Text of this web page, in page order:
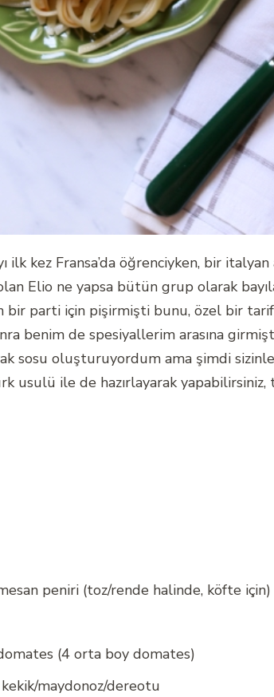
ilk kez Fransa’da öğrenciyken, bir
Elio ne yapsa bütün grup olarak
bir parti için pişirmişti bunu, özel bir
benim de spesiyallerim arasına
sosu oluşturuyordum ama şimdi
usulü ile de hazırlayarak yapabilirsiniz,
peniri (toz/rende halinde, köfte
(4 orta boy domates)
maydonoz/dereotu